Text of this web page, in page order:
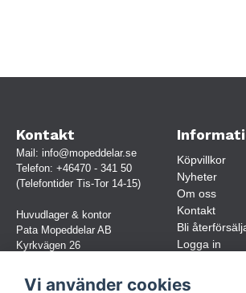
Kontakt
Mail: info@mopeddelar.se
Telefon: +46470 - 341 50
(Telefontider Tis-Tor 14-15)
Huvudlager & kontor
Pata Mopeddelar AB
Kyrkvägen 26
(OBS. Endast förbokade besök)
Köpvillkor
Nyheter
Om oss
Kontakt
Bli
Logga in
Vi använder cookies